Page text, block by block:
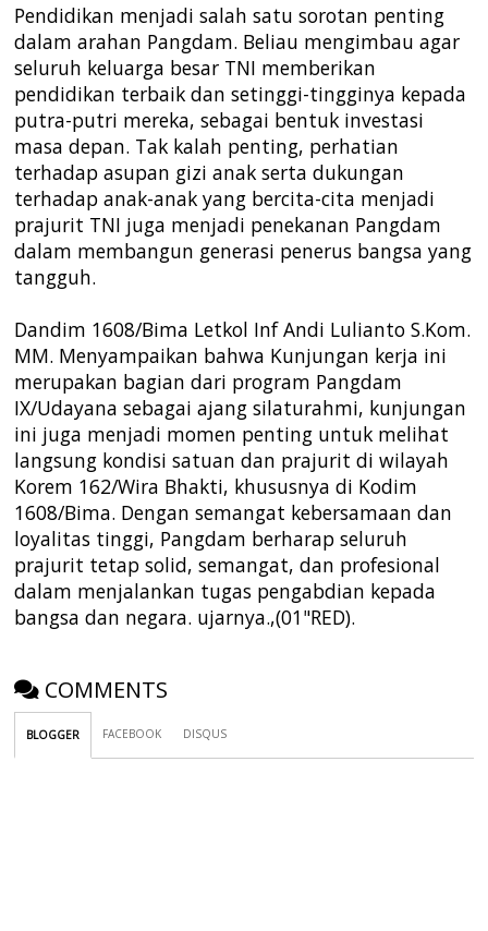
Pendidikan menjadi salah satu sorotan penting
dalam arahan Pangdam. Beliau mengimbau agar
seluruh keluarga besar TNI memberikan
pendidikan terbaik dan setinggi-tingginya kepada
putra-putri mereka, sebagai bentuk investasi
masa depan. Tak kalah penting, perhatian
terhadap asupan gizi anak serta dukungan
terhadap anak-anak yang bercita-cita menjadi
prajurit TNI juga menjadi penekanan Pangdam
dalam membangun generasi penerus bangsa yang
tangguh.
Dandim 1608/Bima Letkol Inf Andi Lulianto S.Kom.
MM. Menyampaikan bahwa Kunjungan kerja ini
merupakan bagian dari program Pangdam
IX/Udayana sebagai ajang silaturahmi, kunjungan
ini juga menjadi momen penting untuk melihat
langsung kondisi satuan dan prajurit di wilayah
Korem 162/Wira Bhakti, khususnya di Kodim
1608/Bima. Dengan semangat kebersamaan dan
loyalitas tinggi, Pangdam berharap seluruh
prajurit tetap solid, semangat, dan profesional
dalam menjalankan tugas pengabdian kepada
bangsa dan negara. ujarnya.,(01"RED).
COMMENTS
BLOGGER FACEBOOK DISQUS